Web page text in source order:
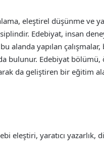
eleştirel düşünme ve
Edebiyat, insan
alanda yapılan
bulunur. Edebiyat
da geliştiren bir eğitim
eleştiri, yaratıcı yazarlık,